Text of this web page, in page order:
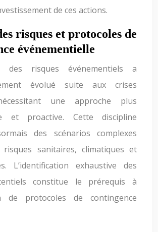
de ces actions.
risques et protocoles de
événementielle
des risques événementiels a
évolué suite aux crises
une approche plus
et proactive. Cette discipline
des scénarios complexes
sanitaires, climatiques et
L’identification exhaustive des
constitue le prérequis à
de protocoles de contingence